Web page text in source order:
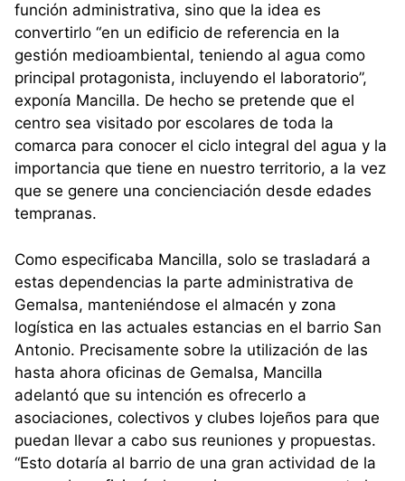
función administrativa, sino que la idea es
convertirlo “en un edificio de referencia en la
gestión medioambiental, teniendo al agua como
principal protagonista, incluyendo el laboratorio”,
exponía Mancilla. De hecho se pretende que el
centro sea visitado por escolares de toda la
comarca para conocer el ciclo integral del agua y la
importancia que tiene en nuestro territorio, a la vez
que se genere una concienciación desde edades
tempranas.
Como especificaba Mancilla, solo se trasladará a
estas dependencias la parte administrativa de
Gemalsa, manteniéndose el almacén y zona
logística en las actuales estancias en el barrio San
Antonio. Precisamente sobre la utilización de las
hasta ahora oficinas de Gemalsa, Mancilla
adelantó que su intención es ofrecerlo a
asociaciones, colectivos y clubes lojeños para que
puedan llevar a cabo sus reuniones y propuestas.
“Esto dotaría al barrio de una gran actividad de la